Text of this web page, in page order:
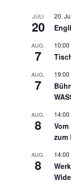
JULI
20
20.
AUG.
7
10:00
AUG.
7
19:00
AUG.
8
14:00
zum
AUG.
8
14:00